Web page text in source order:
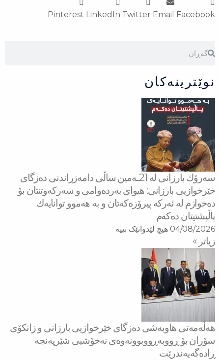
Facebook
Email
Twitter
LinkedIn
Pinterest
نوێترینەکان
سه‌رۆك بارزانی له‌ 21ـه‌مین ساڵی دامەزراندنی دەزگای
خێرخوازیی بارزانی: هیوای بەردەوامی و سەركەوتنتان بۆ
دەخوازم لە ئەركە پیرۆزەكەتان و بە هەموو توانایەك
پاڵپشتیتان دەكەم
04/08/2026 هیچ لێدوانێک نییە
زیاتر »
هه‌ڵه‌مه‌تی هاو‌به‌شی ده‌زگای خێرخوازیی بارزانی و زانكۆی
سۆران بۆ ڕووبه‌ڕووبوونه‌وه‌ی نه‌خۆشیی شێرپه‌نجه‌
ڕاده‌گه‌یه‌ندرێت